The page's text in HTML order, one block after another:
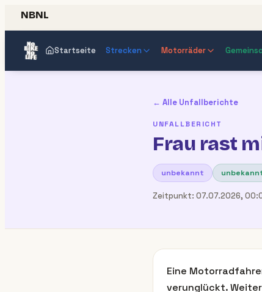
NBNL
Startseite Strecken Motorräder
← Alle Unfallberichte
UNFALLBERICHT
Frau rast
unbekannt
Zeitpunkt: 07.07.2026,
Eine
verunglückt.